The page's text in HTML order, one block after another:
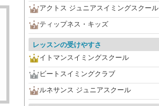
アクトス ジュニアスイミングスクール
ティップネス・キッズ
レッスンの受けやすさ
イトマンスイミングスクール
ビートスイミングクラブ
ルネサンス ジュニアスクール